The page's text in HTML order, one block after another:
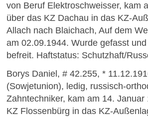
von Beruf Elektroschweisser, kam
über das KZ Dachau in das KZ-
Allach nach Blaichach, Auf dem
am 02.09.1944. Wurde gefasst
befreit. Haftstatus: Schutzhaft/
Borys Daniel, # 42.255, *
(Sowjetunion), ledig, russisch-
Zahntechniker, kam am 14. Januar
KZ Flossenbürg in das KZ-